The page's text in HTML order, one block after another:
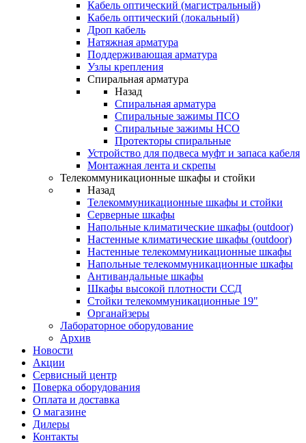
Кабель оптический (магистральный)
Кабель оптический (локальный)
Дроп кабель
Натяжная арматура
Поддерживающая арматура
Узлы крепления
Спиральная арматура
Назад
Спиральная арматура
Спиральные зажимы ПСО
Спиральные зажимы НСО
Протекторы спиральные
Устройство для подвеса муфт и запаса кабеля
Монтажная лента и скрепы
Телекоммуникационные шкафы и стойки
Назад
Телекоммуникационные шкафы и стойки
Серверные шкафы
Напольные климатические шкафы (outdoor)
Настенные климатические шкафы (outdoor)
Настенные телекоммуникационные шкафы
Напольные телекоммуникационные шкафы
Антивандальные шкафы
Шкафы высокой плотности ССД
Стойки телекоммуникационные 19"
Органайзеры
Лабораторное оборудование
Архив
Новости
Акции
Сервисный центр
Поверка оборудования
Оплата и доставка
О магазине
Дилеры
Контакты